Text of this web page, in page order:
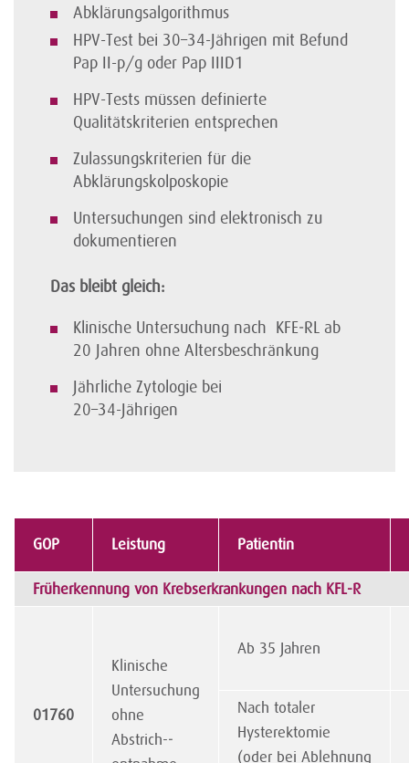
Abklärungsalgorithmus
HPV-Test bei 30–34-Jährigen mit Befund
Pap II-p/g oder Pap IIID1
HPV-Tests müssen definierte
Qualitätskriterien entsprechen
Zulassungskriterien für die
Abklärungskolposkopie
Untersuchungen sind elektronisch zu
dokumentieren
Das bleibt gleich:
Klinische Untersuchung nach KFE‑RL ab
20 Jahren ohne Altersbeschränkung
Jährliche Zytologie bei
20–34-Jährigen
GOP Leistung Patientin
Früherkennung von Krebserkrankungen nach KFL-R
01760
Klinische
Untersuchung
ohne
Abstrich-­
Ab 35 Jahren
Nach totaler
Hysterektomie
(oder bei Ablehnung